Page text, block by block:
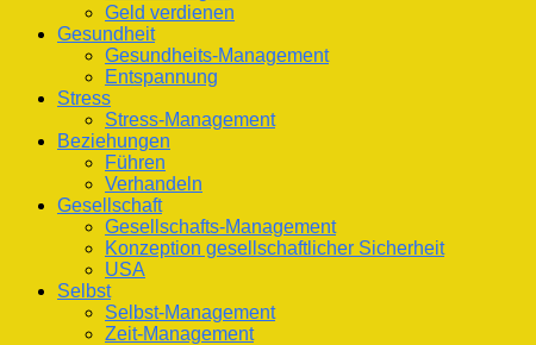
Geld verdienen
Gesundheit
Gesundheits-Management
Entspannung
Stress
Stress-Management
Beziehungen
Führen
Verhandeln
Gesellschaft
Gesellschafts-Management
Konzeption gesellschaftlicher Sicherheit
USA
Selbst
Selbst-Management
Zeit-Management